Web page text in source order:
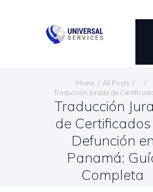
Home All Posts
Traducción Jurada de
Traducción
de
Defunción en
Panamá:
Completa
SERVICIOS
MÉTODO DE PAGO
BLOG
CONTÁCTENOS
ESPAÑOL